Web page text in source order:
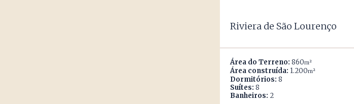
Riviera de São Lourenço
Área do Terreno: 860m²
Área construída: 1.200m²
Dormitórios: 8
Suítes: 8
Banheiros: 2